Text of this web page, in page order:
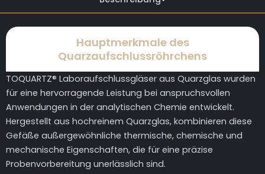
Hauptmerkmale des
Quarzaufschlussröhrchens
TOQUARTZ® Laboraufschlussgläser aus Quarzglas wurden
für eine hervorragende Leistung bei anspruchsvollen
Anwendungen in der analytischen Chemie entwickelt.
Hergestellt aus hochreinem Quarzglas, kombinieren diese
Gefäße außergewöhnliche thermische, chemische und
mechanische Eigenschaften, die für eine präzise
Probenvorbereitung unerlässlich sind.